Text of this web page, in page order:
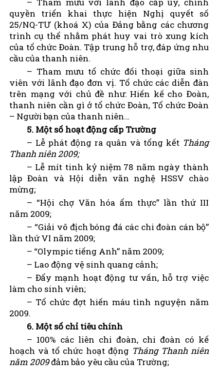
quyền triển khai thực hiện Nghị quyết số
25/NQ-TƯ (khoá X) của Đảng bằng các chương
trình cụ thể nhằm phát huy vai trò xung kích
của tổ chức Đoàn. Tập trung hỗ trợ, đáp ứng nhu
cầu của thanh niên.
– Tham mưu tổ chức đối thoại giữa sinh
viên với lãnh đạo đơn vị. Tổ chức các diễn đàn
trên mạng với chủ đề như: Hiến kế cho Đoàn,
thanh niên cần gì ở tổ chức Đoàn, Tổ chức Đoàn
– Người bạn của thanh niên…
5. Một số hoạt động cấp Trường
– Lễ phát động ra quân và tổng kết Tháng
Thanh niên 2009;
– Lễ mít tinh kỷ niệm 78 năm ngày thành
lập Đoàn và Hội diễn văn nghệ HSSV chào
mừng;
– “Hội chợ Văn hóa ẩm thực” lần thứ III
năm 2009;
– “Giải vô địch bóng đá các chi đoàn cán bộ”
lần thứ VI năm 2009;
– “Olympic tiếng Anh” năm 2009;
– Lao động vệ sinh quang cảnh;
– Đẩy mạnh hoạt động tư vấn, hỗ trợ việc
làm cho sinh viên;
– Tổ chức đợt hiến máu tình nguyện năm
2009.
6. Một số chỉ tiêu chính
– 100% các liên chi đoàn, chi đoàn có kế
hoạch và tổ chức hoạt động Tháng Thanh niên
năm 2009đảm bảo yêu cầu của Trường;